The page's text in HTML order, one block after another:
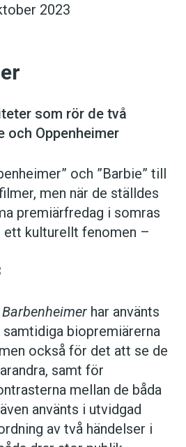
2023
som rör de två
och Oppenheimer
och ”Barbie” till
men när de ställdes
premiärfredag i somras
kulturellt fenomen –
Barben­heimer har använts
bio­premiärerna
också för det att se de
samt för
mellan de båda
använts i utvidgad
av två händelser i